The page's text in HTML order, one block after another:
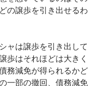
の譲歩を引き出せるわ
ャは譲歩を引き出して
歩はそれほどは大きく
務減免が得られるかど
一部の撤回、債務減免